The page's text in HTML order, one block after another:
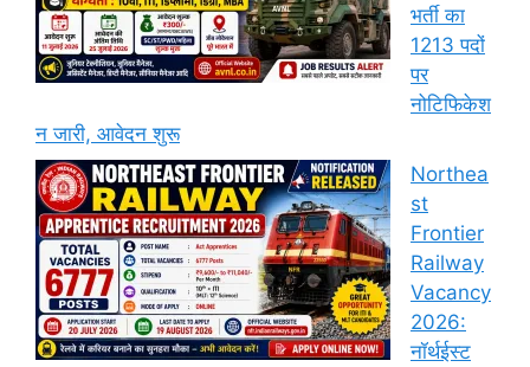
भर्ती का
1213 पदों
पर
नोटिफिकेश
न जारी, आवेदन शुरू
Northea
st
Frontier
Railway
Vacancy
2026:
नॉर्थईस्ट